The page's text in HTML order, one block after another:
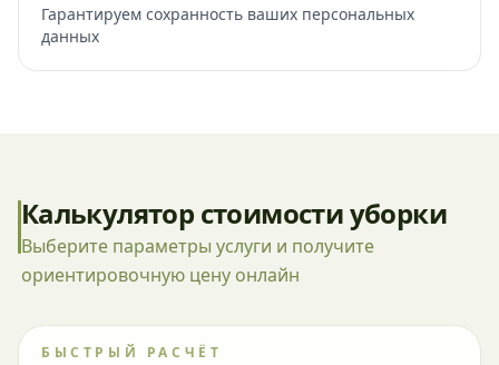
Гарантируем сохранность ваших персональных
данных
Калькулятор стоимости уборки
Выберите параметры услуги и получите
ориентировочную цену онлайн
БЫСТРЫЙ РАСЧЁТ